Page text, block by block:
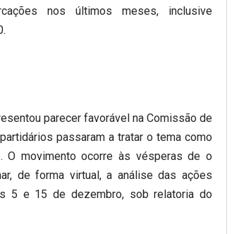
nos últimos meses, inclusive
parecer favorável na Comissão de
passaram a tratar o tema como
O movimento ocorre às vésperas de o
de forma virtual, a análise das ações
5 e 15 de dezembro, sob relatoria do